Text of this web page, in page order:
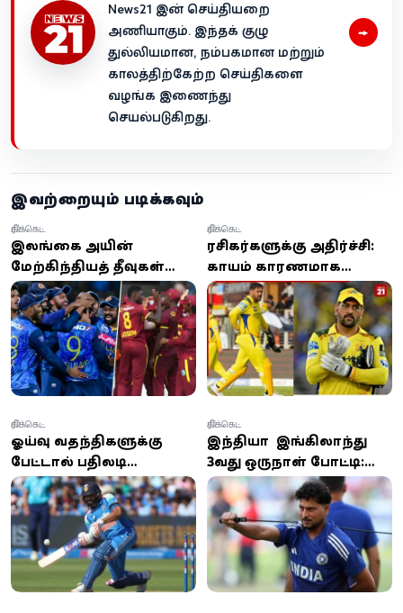
News21 இன் செய்தியறை
அணியாகும். இந்தக் குழு
துல்லியமான, நம்பகமான மற்றும்
காலத்திற்கேற்ற செய்திகளை
வழங்க இணைந்து
செயல்படுகிறது.
→
இவற்றையும் படிக்கவும்
இலங்கை அணியின்
மேற்கிந்தியத் தீவுகள்
சுற்றுப்பயணம்:
அட்டவணை
வெளியானது
கிரிக்கெட்
ரசிகர்களுக்கு அதிர்ச்சி:
காயம் காரணமாக
ஐபிஎல் 2026 தொடக்கப்
போட்டிகளில் இருந்து
தோனி விலகல்!
கிரிக்கெட்
ஓய்வு வதந்திகளுக்கு
பேட்டால் பதிலடி
கொடுத்த ரோகித் சர்மா:
லார்ட்ஸில் வரலாற்று
சதம் விளாசிய ஹிட்மேன்!
கிரிக்கெட்
இந்தியா – இங்கிலாந்து
3வது ஒருநாள் போட்டி:
வாஷிங்டன் சுந்தர்
விலகல், குல்தீப்
யாதவுக்கு வாய்ப்பு
கிரிக்கெட்